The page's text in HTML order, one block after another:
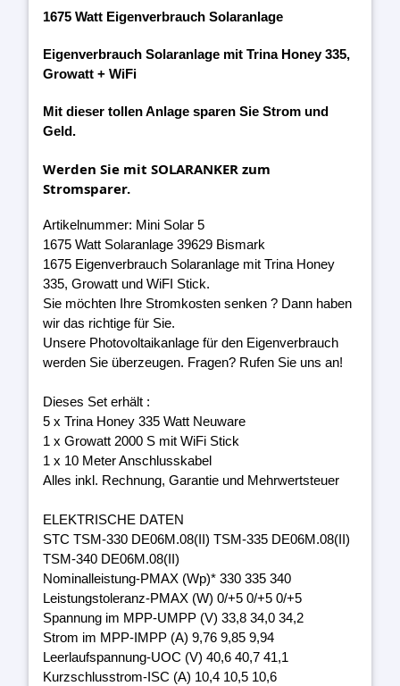
1675 Watt Eigenverbrauch Solaranlage
Eigenverbrauch Solaranlage mit Trina Honey 335,
Growatt + WiFi
Mit dieser tollen Anlage sparen Sie Strom und
Geld.
Werden Sie mit SOLARANKER zum
Stromsparer.
Artikelnummer: Mini Solar 5
1675 Watt Solaranlage 39629 Bismark
1675 Eigenverbrauch Solaranlage mit Trina Honey
335, Growatt und WiFI Stick.
Sie möchten Ihre Stromkosten senken ? Dann haben
wir das richtige für Sie.
Unsere Photovoltaikanlage für den Eigenverbrauch
werden Sie überzeugen. Fragen? Rufen Sie uns an!
Dieses Set erhält :
5 x Trina Honey 335 Watt Neuware
1 x Growatt 2000 S mit WiFi Stick
1 x 10 Meter Anschlusskabel
Alles inkl. Rechnung, Garantie und Mehrwertsteuer
ELEKTRISCHE DATEN
STC TSM-330 DE06M.08(II) TSM-335 DE06M.08(II)
TSM-340 DE06M.08(II)
Nominalleistung-PMAX (Wp)* 330 335 340
Leistungstoleranz-PMAX (W) 0/+5 0/+5 0/+5
Spannung im MPP-UMPP (V) 33,8 34,0 34,2
Strom im MPP-IMPP (A) 9,76 9,85 9,94
Leerlaufspannung-UOC (V) 40,6 40,7 41,1
Kurzschlusstrom-ISC (A) 10,4 10,5 10,6